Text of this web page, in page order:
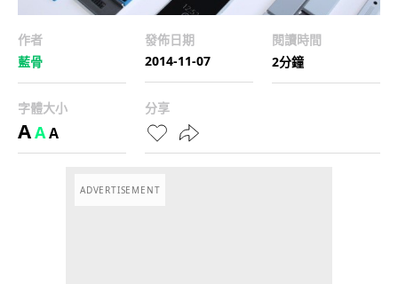
作者
藍骨
發佈日期
2014-11-07
閱讀時間
2分鐘
字體大小
AAA
分享
ADVERTISEMENT